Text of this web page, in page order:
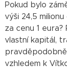
Pokud bylo
výši 24,5
za cenu 1
vlastní kapitál,
vzhledem k